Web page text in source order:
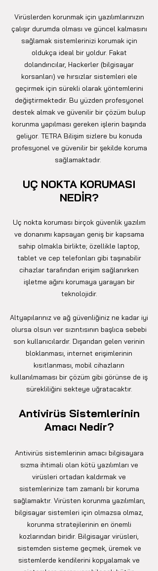
Virüslerden korunmak için yazılımlarınızın
çalışır durumda olması ve güncel kalmasını
sağlamak sistemlerinizi korumak için
oldukça ideal bir yoldur. Fakat
dolandırıcılar, Hackerler (bilgisayar
korsanları) ve hırsızlar sistemleri ele
geçirmek için sürekli olarak yöntemlerini
değiştirmektedir. Bu yüzden profesyonel
destek almak ve güvenilir bir çözüm bulup
korunma yapılması gereken işlerin başında
geliyor. TETRA Bilişim sizlere bu konuda
profesyonel ve güvenilir bir şekilde koruma
sağlamaktadır.
UÇ NOKTA KORUMASI
NEDİR?
Uç nokta koruması birçok güvenlik yazılım
ve donanımı kapsayan geniş bir kapsama
sahip olmakla birlikte; özellikle laptop,
tablet ve cep telefonları gibi taşınabilir
cihazlar tarafından erişim sağlanırken
işletme ağını korumaya yarayan bir
teknolojidir.
Altyapılarınız ve ağ güvenliğiniz ne kadar iyi
olursa olsun ver sızıntısının başlıca sebebi
son kullanıcılardır. Dışarıdan gelen verinin
bloklanması, internet erişimlerinin
kısıtlanması, mobil cihazların
kullanılmaması bir çözüm gibi görünse de iş
sürekliliğini sekteye uğratacaktır.
Antivirüs Sistemlerinin
Amacı Nedir?
Antivirüs sistemlerinin amacı bilgisayara
sızma ihtimali olan kötü yazılımları ve
virüsleri ortadan kaldırmak ve
sistemlerinize tam zamanlı bir koruma
sağlamaktır. Virüsten korunma yazılımları,
bilgisayar sistemleri için olmazsa olmaz,
korunma stratejilerinin en önemli
kozlarından biridir. Bilgisayar virüsleri,
sistemden sisteme geçmek, üremek ve
sistemlerde kendilerini kopyalamak ve